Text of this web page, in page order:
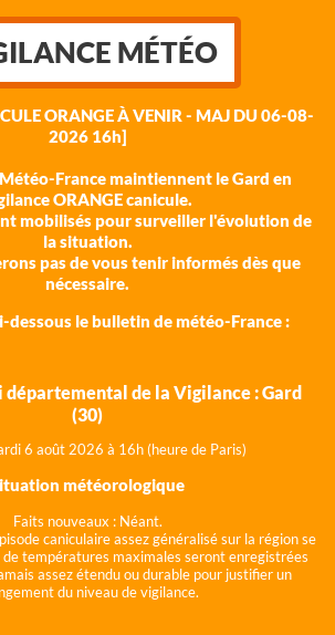
MÉTÉO
ORANGE À VENIR - MAJ DU 06-08-
2026 16h]
France maintiennent le Gard en
ORANGE canicule.
mobilisés pour surveiller l'évolution de
la situation.
pas de vous tenir informés dès que
nécessaire.
dessous le bulletin de météo-France :
de la Vigilance : Gard
(30)
6 août 2026 à 16h (heure de Paris)
météorologique
Faits nouveaux : Néant.
caniculaire assez généralisé sur la région se
de températures maximales seront enregistrées
assez étendu ou durable pour justifier un
du niveau de vigilance.